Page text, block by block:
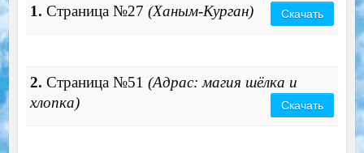
1. Страница №27 (Ханым-Курган) Скачать
2. Страница №51 (Адрас: магия шёлка и
хлопка)
Скачать